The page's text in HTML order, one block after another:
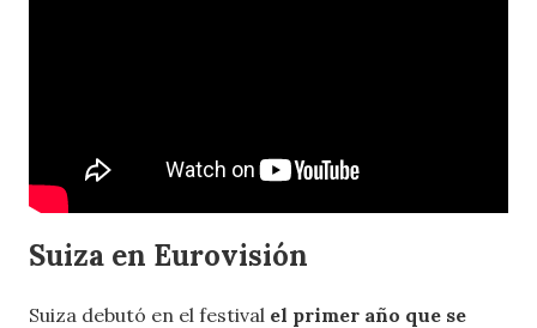
Suiza en Eurovisión
Suiza debutó en el festival el primer año que se